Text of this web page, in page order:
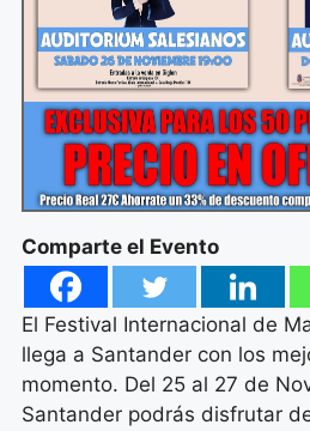
Comparte el Evento
El Festival Internacional de
llega a Santander con los
momento. Del 25 al 27 de
Santander podrás disfrutar